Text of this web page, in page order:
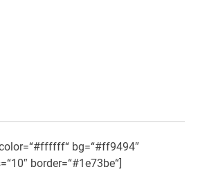
bg=“#ff9494″
border=“#1e73be“]